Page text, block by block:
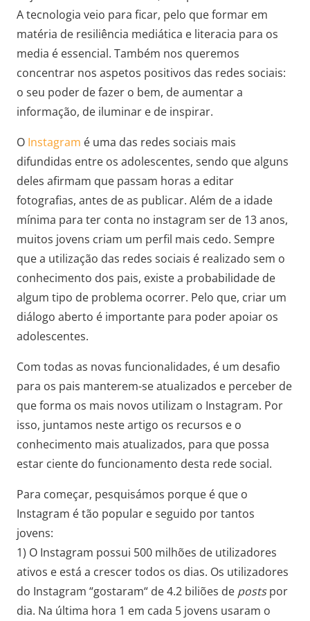
A tecnologia veio para ficar, pelo que formar em
matéria de resiliência mediática e literacia para os
media é essencial. Também nos queremos
concentrar nos aspetos positivos das redes sociais:
o seu poder de fazer o bem, de aumentar a
informação, de iluminar e de inspirar.
O Instagram é uma das redes sociais mais
difundidas entre os adolescentes, sendo que alguns
deles afirmam que passam horas a editar
fotografias, antes de as publicar. Além de a idade
mínima para ter conta no instagram ser de 13 anos,
muitos jovens criam um perfil mais cedo. Sempre
que a utilização das redes sociais é realizado sem o
conhecimento dos pais, existe a probabilidade de
algum tipo de problema ocorrer. Pelo que, criar um
diálogo aberto é importante para poder apoiar os
adolescentes.
Com todas as novas funcionalidades, é um desafio
para os pais manterem-se atualizados e perceber de
que forma os mais novos utilizam o Instagram. Por
isso, juntamos neste artigo os recursos e o
conhecimento mais atualizados, para que possa
estar ciente do funcionamento desta rede social.
Para começar, pesquisámos porque é que o
Instagram é tão popular e seguido por tantos
jovens:
1) O Instagram possui 500 milhões de utilizadores
ativos e está a crescer todos os dias. Os utilizadores
do Instagram “gostaram“ de 4.2 biliões de postspor
dia. Na última hora 1 em cada 5 jovens usaram o